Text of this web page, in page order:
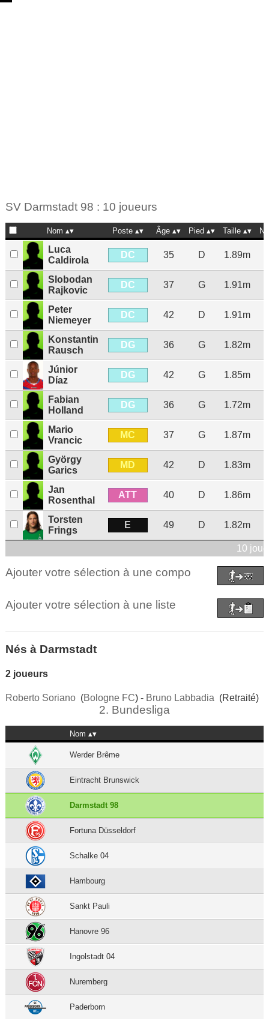
SV Darmstadt 98 : 10 joueurs
Nom Poste Âge Pied Taille
Luca
Caldirola
DC 35 D 1.89m
Slobodan
Rajkovic
DC 37 G 1.91m
Peter
Niemeyer
DC 42 D 1.91m
Konstantin
Rausch
DG 36 G 1.82m
Júnior
Díaz
DG 42 G 1.85m
Fabian
Holland
DG 36 G 1.72m
Mario
Vrancic
MC 37 G 1.87m
György
Garics
MD 42 D 1.83m
Jan
Rosenthal
ATT 40 D 1.86m
Torsten
Frings
E 49 D 1.82m
10
Ajouter votre sélection à une compo
Ajouter votre sélection à une liste
Nés à Darmstadt
2 joueurs
Roberto Soriano(Bologne FC) - Bruno Labbadia (Retraité)
2. Bundesliga
Nom
Werder Brême
Eintracht Brunswick
Darmstadt 98
Fortuna Düsseldorf
Schalke 04
Hambourg
Sankt Pauli
Hanovre 96
Ingolstadt 04
Nuremberg
Paderborn